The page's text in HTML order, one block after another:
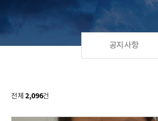
공지사항
전체 2,096건